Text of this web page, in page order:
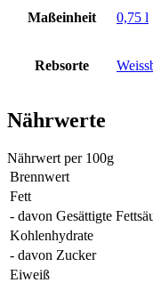
Maßeinheit 0,75 l
Rebsorte
Nährwerte
Nährwert per 100g
Brennwert
Fett
- davon Gesättigte
Kohlenhydrate
- davon Zucker
Eiweiß